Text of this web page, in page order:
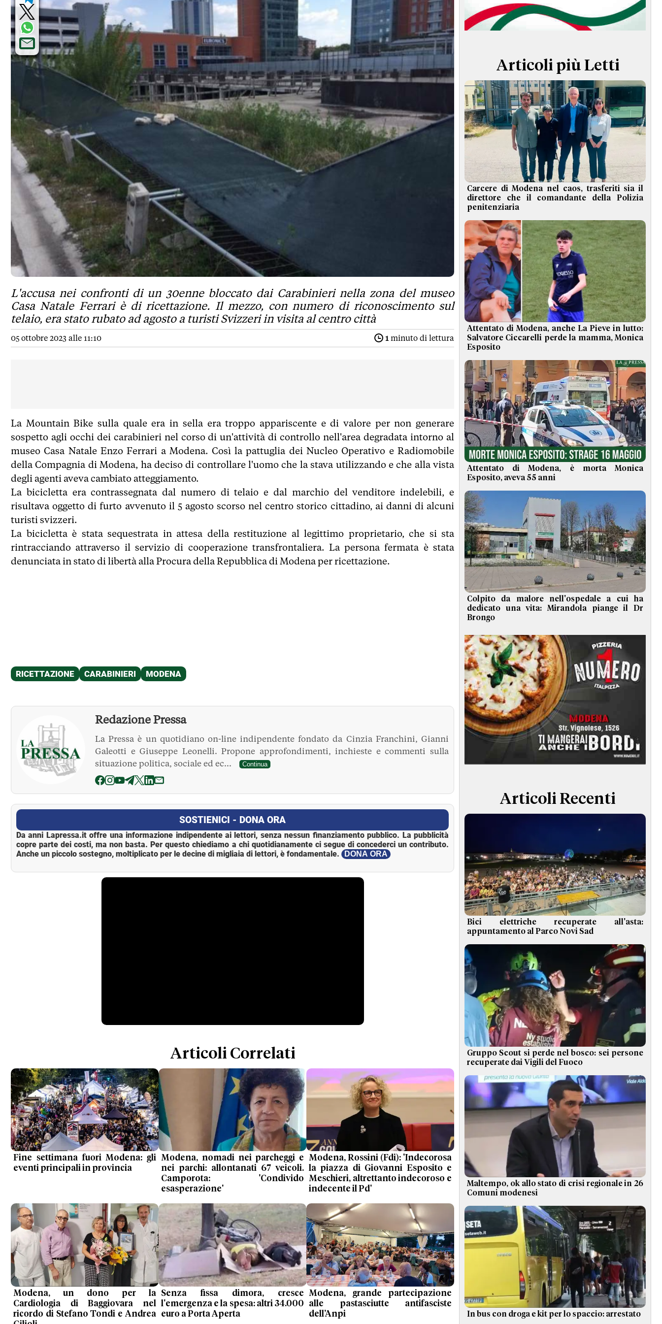
TERMINI e CONDIZIONI
L'accusa nei confronti di un 30enne bloccato dai Carabinieri nella zona del museo
Casa Natale Ferrari è di ricettazione. Il mezzo, con numero di riconoscimento sul
telaio, era stato rubato ad agosto a turisti Svizzeri in visita al centro città
05 ottobre 2023 alle 11:10 1 minuto di lettura
La Mountain Bike sulla quale era in sella era troppo appariscente e di valore per non generare
sospetto agli occhi dei carabinieri nel corso di un'attività di controllo nell'area degradata intorno al
museo Casa Natale Enzo Ferrari a Modena. Così la pattuglia dei Nucleo Operativo e Radiomobile
della Compagnia di Modena, ha deciso di controllare l'uomo che la stava utilizzando e che alla vista
degli agenti aveva cambiato atteggiamento.
La bicicletta era contrassegnata dal numero di telaio e dal marchio del venditore indelebili, e
risultava oggetto di furto avvenuto il 5 agosto scorso nel centro storico cittadino, ai danni di alcuni
turisti svizzeri.
La bicicletta è stata sequestrata in attesa della restituzione al legittimo proprietario, che si sta
rintracciando attraverso il servizio di cooperazione transfrontaliera. La persona fermata è stata
denunciata in stato di libertà alla Procura della Repubblica di Modena per ricettazione.
Redazione Pressa
La Pressa è un quotidiano on-line indipendente fondato da Cinzia Franchini, Gianni
Galeotti e Giuseppe Leonelli. Propone approfondimenti, inchieste e commenti sulla
situazione politica, sociale ed ec...
Continua
La Pressa
SOSTIENICI - DONA ORA
Da anni Lapressa.it offre una informazione indipendente ai lettori, senza nessun finanziamento pubblico. La pubblicità
copre parte dei costi, ma non basta. Per questo chiediamo a chi quotidianamente ci segue di concederci un contributo.
Anche un piccolo sostegno, moltiplicato per le decine di migliaia di lettori, è fondamentale.
DONA ORA
Articoli Correlati
Fine settimana fuori Modena: gli
eventi principali in provincia
Modena, nomadi nei parcheggi e
nei parchi: allontanati 67 veicoli.
Camporota: 'Condivido
esasperazione'
Modena, Rossini (Fdi): 'Indecorosa
la piazza di Giovanni Esposito e
Meschieri, altrettanto indecoroso e
indecente il Pd'
Modena, un dono per la
Cardiologia di Baggiovara nel
ricordo di Stefano Tondi e Andrea
Senza fissa dimora, cresce
l'emergenza e la spesa: altri 34.000
euro a Porta Aperta
Modena, grande partecipazione
alle pastasciutte antifasciste
dell’Anpi
Articoli più Letti
Carcere di Modena nel caos, trasferiti sia il
direttore che il comandante della Polizia
penitenziaria
Attentato di Modena, anche La Pieve in lutto:
Salvatore Ciccarelli perde la mamma, Monica
Esposito
Attentato di Modena, è morta Monica
Esposito, aveva 55 anni
Colpito da malore nell'ospedale a cui ha
dedicato una vita: Mirandola piange il Dr
Brongo
Articoli Recenti
Bici elettriche recuperate all'asta:
appuntamento al Parco Novi Sad
Gruppo Scout si perde nel bosco: sei persone
recuperate dai Vigili del Fuoco
Maltempo, ok allo stato di crisi regionale in 26
Comuni modenesi
In bus con droga e kit per lo spaccio: arrestato